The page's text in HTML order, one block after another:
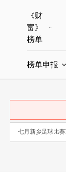
《财
富》
榜单
全部榜
中国
榜单申报